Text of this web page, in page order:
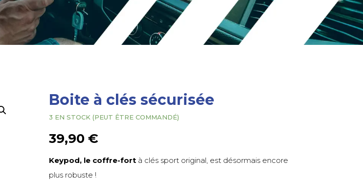
Boite à clés sécurisée
3 EN STOCK (PEUT ÊTRE COMMANDÉ)
39,90 €
Keypod, le coffre-fortà clés sport original, est désormais encore
plus robuste !